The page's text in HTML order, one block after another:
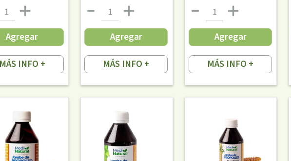
Agregar
MÁS INFO +
Agregar
MÁS INFO +
Agregar
MÁS INFO +